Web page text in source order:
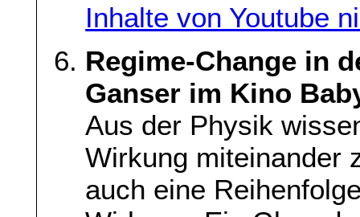
Inhalte von Youtube
Regime-Change in
Ganser im Kino
Aus der Physik
Wirkung miteinander
auch eine